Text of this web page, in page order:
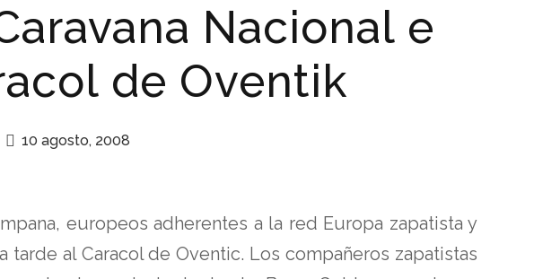
Nacional e
de Oventik
10 agosto, 2008
europeos adherentes a la red Europa zapatista y
al Caracol de Oventic. Los compañeros zapatistas